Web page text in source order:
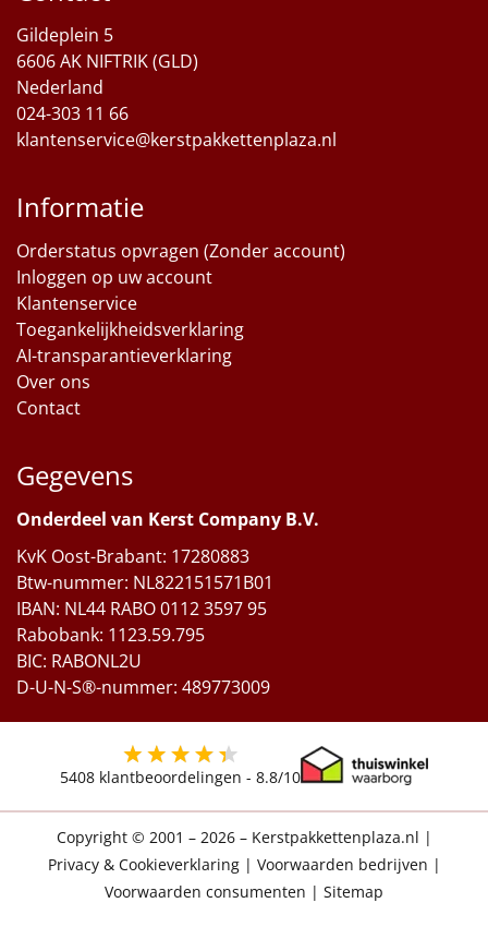
Sinterklaaspakketten
Particulier
Kerstgeschenken 2026
Relatiegeschenken
Cadeaubon
Per stuk
Alle overige
Gildeplein 5
6606 AK NIFTRIK (GLD)
Nederland
024-303 11 66
klantenservice@kerstpakkettenplaza.nl
Informatie
Orderstatus opvragen (Zonder account)
Inloggen op uw account
Klantenservice
Toegankelijkheidsverklaring
AI-transparantieverklaring
Over ons
Contact
Gegevens
Onderdeel van Kerst Company B.V.
KvK Oost-Brabant: 17280883
Btw-nummer: NL822151571B01
IBAN: NL44 RABO 0112 3597 95
Rabobank: 1123.59.795
BIC: RABONL2U
D-U-N-S®-nummer: 489773009
5408 klantbeoordelingen - 8.8/10
Copyright © 2001 – 2026 – Kerstpakkettenplaza.nl |
Privacy & Cookieverklaring| Voorwaarden bedrijven |
Voorwaarden consumenten | Sitemap